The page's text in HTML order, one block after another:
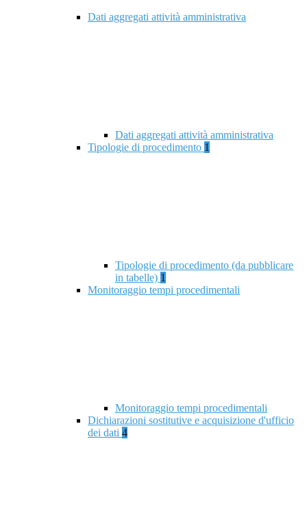
Dati aggregati attività amministrativa
Dati aggregati attività amministrativa
Tipologie di procedimento 1
Tipologie di procedimento (da pubblicare
in tabelle) 1
Monitoraggio tempi procedimentali
Monitoraggio tempi procedimentali
Dichiarazioni sostitutive e acquisizione d'ufficio
dei dati 4